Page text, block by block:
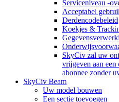
Serviceniveau -
Acceptabel
Derdencodebeleid
Koekjes &
SkyCiv zal uw
vrijgeven aan een
abonnee zonder
SkyCiv Beam
Uw model bouwen
Een sectie toevoegen